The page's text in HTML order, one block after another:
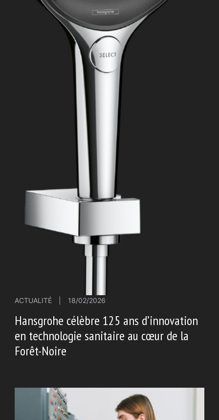
ACTUALITÉ 18/02/2026
Hansgrohe célèbre 125 ans d’innovation
en technologie sanitaire au cœur de la
Forêt-Noire